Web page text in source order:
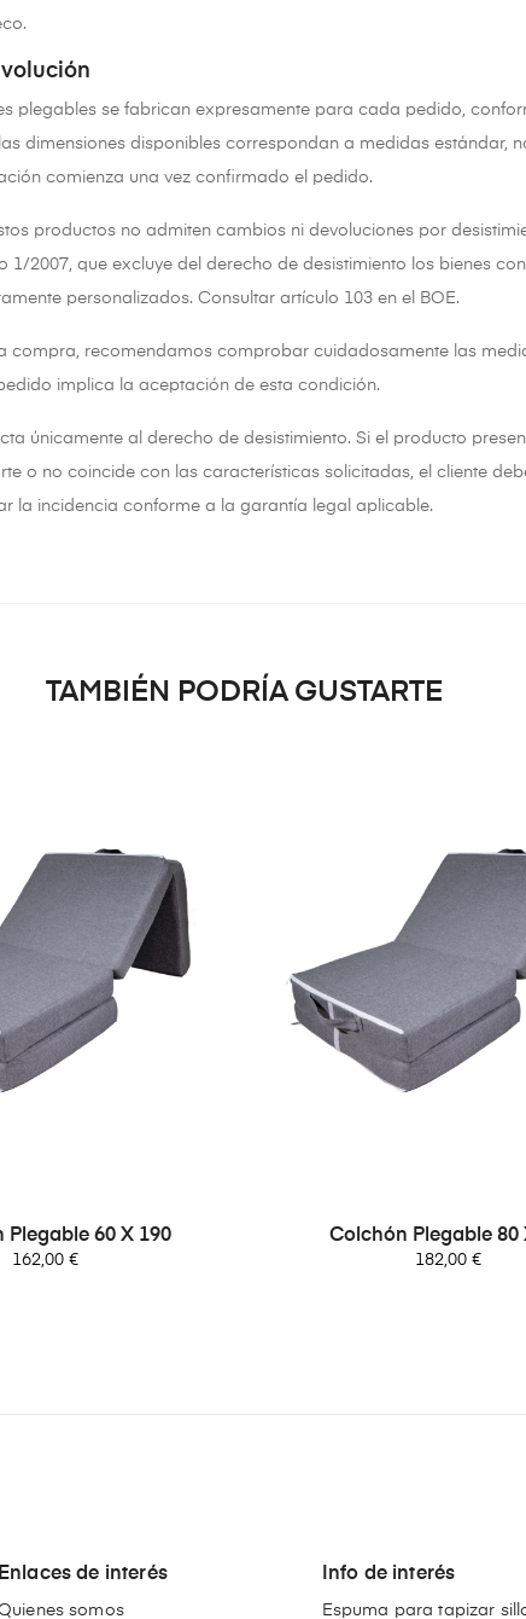
plegables se fabrican expresamente para cada pedido,
dimensiones disponibles correspondan a medidas
comienza una vez confirmado el pedido.
productos no admiten cambios ni devoluciones por
1/2007, que excluye del derecho de desistimiento los bienes
personalizados. Consultar artículo 103 en el BOE.
compra, recomendamos comprobar cuidadosamente las
implica la aceptación de esta condición.
únicamente al derecho de desistimiento. Si el producto
o no coincide con las características solicitadas, el cliente
la incidencia conforme a la garantía legal aplicable.
TAMBIÉN PODRÍA GUSTARTE
Plegable 60 X 190
Precio
162,00 €
Colchón Plegable 80
Precio
182,00 €
Enlaces de interés
somos
Info de interés
Espuma para tapizar